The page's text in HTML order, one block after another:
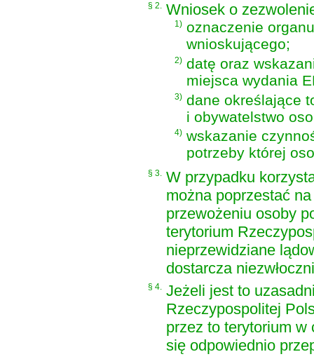
§ 2. Wniosek o
1) oznaczenie organu
wnioskującego;
2) datę oraz
miejsca wydania
3) dane określające
i obywatelstwo
4) wskazanie
potrzeby której
§ 3.
W przypadku
można poprzestać
przewożeniu osoby
terytorium
nieprzewidziane
dostarcza
§ 4.
Jeżeli jest to
Rzeczypospolitej
przez to terytorium
się odpowiednio